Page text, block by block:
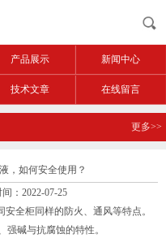
产品展示 新闻中心
技术文章 在线留言
更多>>
，如何安全使用？
：2022-07-25
全柜同样的防火、通风等特点。
强碱与抗腐蚀的特性。